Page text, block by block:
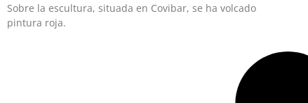
Sobre la escultura, situada en Covibar, se ha volcado
pintura roja.